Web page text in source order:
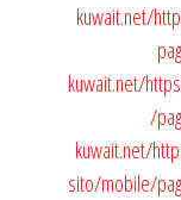
kuwait.net/
kuwait.net/
/
kuwait.net/
sito/mobile/